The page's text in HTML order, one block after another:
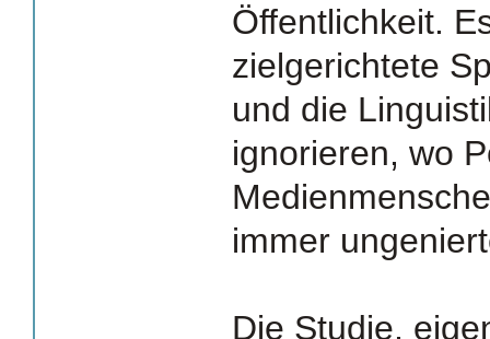
Öffentlichkeit.
zielgerichtete
und die
ignorieren, wo
immer
Die Studie,